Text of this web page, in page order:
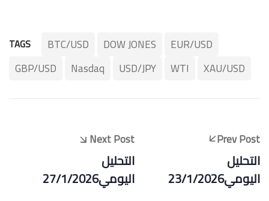
TAGS BTC/USD DOW JONES
EUR/USD
GBP/USD
Nasdaq USD/JPY WTI XAU/USD
Prev Post
التحليل
اليومي23/1/2026
Next Post
التحليل
اليومي27/1/2026